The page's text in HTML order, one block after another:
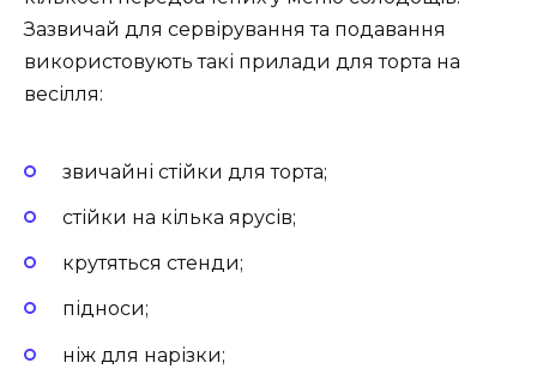
Зазвичай для сервірування та подавання
використовують такі прилади для торта на
весілля:
звичайні стійки для торта;
стійки на кілька ярусів;
крутяться стенди;
підноси;
ніж для нарізки;